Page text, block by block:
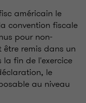
américain le
convention fiscale
pour non-
remis dans un
fin de l'exercice
le
au niveau